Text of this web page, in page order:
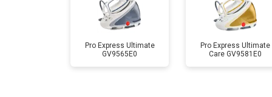
Pro Express Ultimate
GV9565E0
Pro Express Ultimate
Care GV9581E0